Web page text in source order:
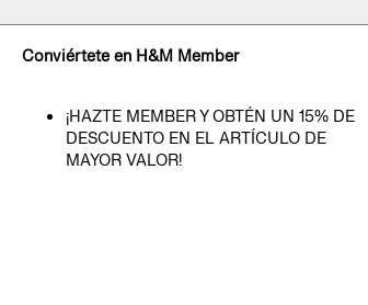
Conviértete en H&M Member
¡HAZTE MEMBER Y OBTÉN UN 15% DE
DESCUENTO EN EL ARTÍCULO DE
MAYOR VALOR!